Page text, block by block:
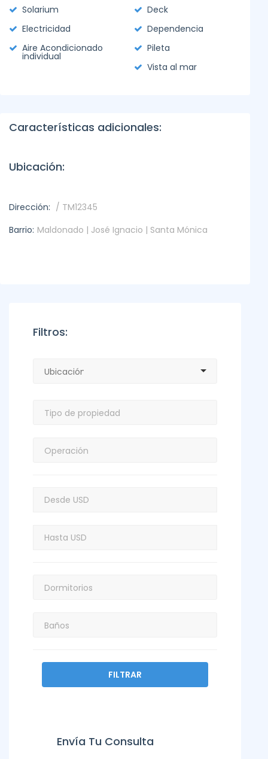
Solarium
Deck
Electricidad
Dependencia
Aire Acondicionado
individual
Pileta
Vista al mar
Características adicionales:
Ubicación:
Dirección: / TM12345
Barrio: Maldonado | José Ignacio | Santa Mónica
Filtros:
FILTRAR
Envía Tu Consulta